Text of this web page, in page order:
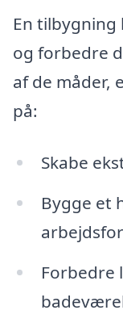
En
og forbedre
af de måder,
på:
Skabe
Bygge et
Forbedre